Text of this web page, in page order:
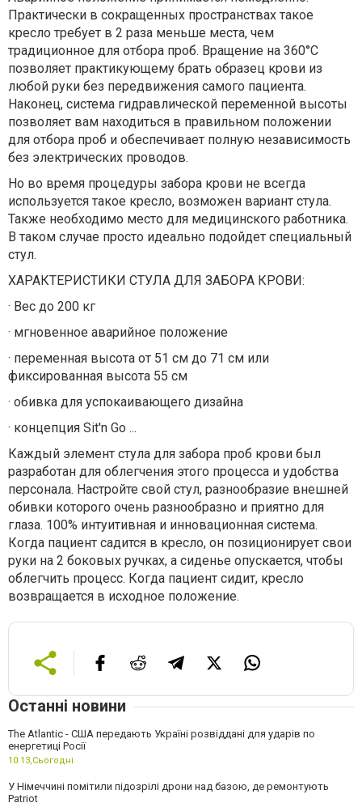
Практически в сокращенных пространствах такое
кресло требует в 2 раза меньше места, чем
традиционное для отбора проб. Вращение на 360°С
позволяет практикующему брать образец крови из
любой руки без передвижения самого пациента.
Наконец, система гидравлической переменной высоты
позволяет вам находиться в правильном положении
для отбора проб и обеспечивает полную независимость
без электрических проводов.
Но во время процедуры забора крови не всегда
используется такое кресло, возможен вариант стула.
Также необходимо место для медицинского работника.
В таком случае просто идеально подойдет специальный
стул.
ХАРАКТЕРИСТИКИ СТУЛА ДЛЯ ЗАБОРА КРОВИ:
· Вес до 200 кг
· мгновенное аварийное положение
· переменная высота от 51 см до 71 см или
фиксированная высота 55 см
· обивка для успокаивающего дизайна
· концепция Sit'n Go ...
Каждый элемент стула для забора проб крови был
разработан для облегчения этого процесса и удобства
персонала. Настройте свой стул, разнообразие внешней
обивки которого очень разнообразно и приятно для
глаза. 100% интуитивная и инновационная система.
Когда пациент садится в кресло, он позиционирует свои
руки на 2 боковых ручках, а сиденье опускается, чтобы
облегчить процесс. Когда пациент сидит, кресло
возвращается в исходное положение.
Останні новини
The Atlantic - США передають Україні розвіддані для ударів по
енергетиці Росії
10:13,Сьогодні
У Німеччині помітили підозрілі дрони над базою, де ремонтують
Patriot